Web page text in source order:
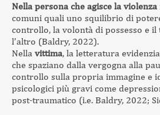
Nella persona che agisce la violenza
comuni quali uno squilibrio di
controllo, la volontà di possesso e
l’altro (Baldry, 2022).
Nella vittima, la letteratura
che spaziano dalla vergogna alla
controllo sulla propria immagine e
psicologici più gravi come
post-traumatico (i.e. Baldry, 2022;